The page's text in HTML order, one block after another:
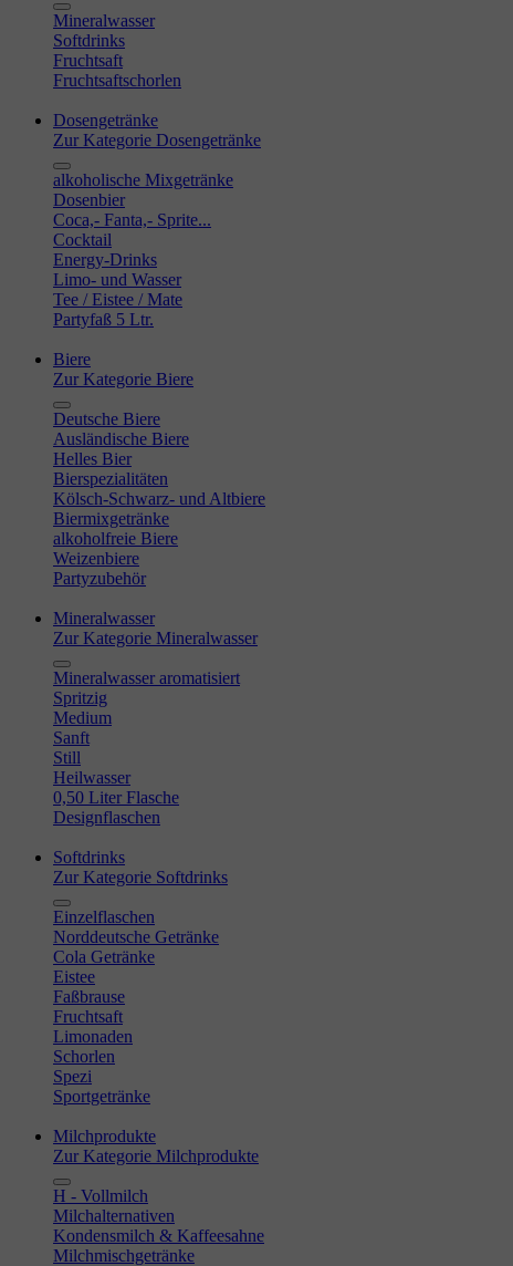
Mineralwasser
Softdrinks
Fruchtsaft
Fruchtsaftschorlen
Dosengetränke
Zur Kategorie Dosengetränke
alkoholische Mixgetränke
Dosenbier
Coca,- Fanta,- Sprite...
Cocktail
Energy-Drinks
Limo- und Wasser
Tee / Eistee / Mate
Partyfaß 5 Ltr.
Biere
Zur Kategorie Biere
Deutsche Biere
Ausländische Biere
Helles Bier
Bierspezialitäten
Kölsch-Schwarz- und Altbiere
Biermixgetränke
alkoholfreie Biere
Weizenbiere
Partyzubehör
Mineralwasser
Zur Kategorie Mineralwasser
Mineralwasser aromatisiert
Spritzig
Medium
Sanft
Still
Heilwasser
0,50 Liter Flasche
Designflaschen
Softdrinks
Zur Kategorie Softdrinks
Einzelflaschen
Norddeutsche Getränke
Cola Getränke
Eistee
Faßbrause
Fruchtsaft
Limonaden
Schorlen
Spezi
Sportgetränke
Milchprodukte
Zur Kategorie Milchprodukte
H - Vollmilch
Milchalternativen
Kondensmilch & Kaffeesahne
Milchmischgetränke